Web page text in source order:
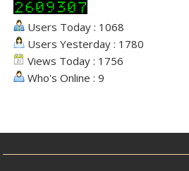
Users Today : 1068
Users Yesterday : 1780
Views Today : 1756
Who's Online : 9